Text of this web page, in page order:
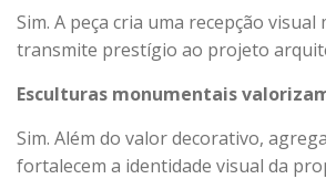
Sim. A peça cria uma recepção visual
transmite prestígio ao projeto
Esculturas monumentais
Sim. Além do valor decorativo,
fortalecem a identidade visual da